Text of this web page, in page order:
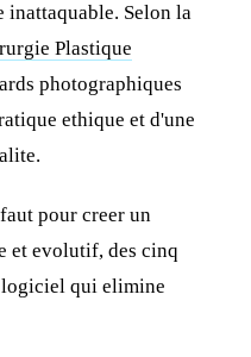
inattaquable. Selon la
Plastique
photographiques
ethique et d'une
pour creer un
et evolutif, des cinq
logiciel qui elimine